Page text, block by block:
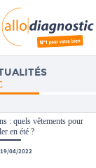
: quels vêtements pour
en été ?
04/2022